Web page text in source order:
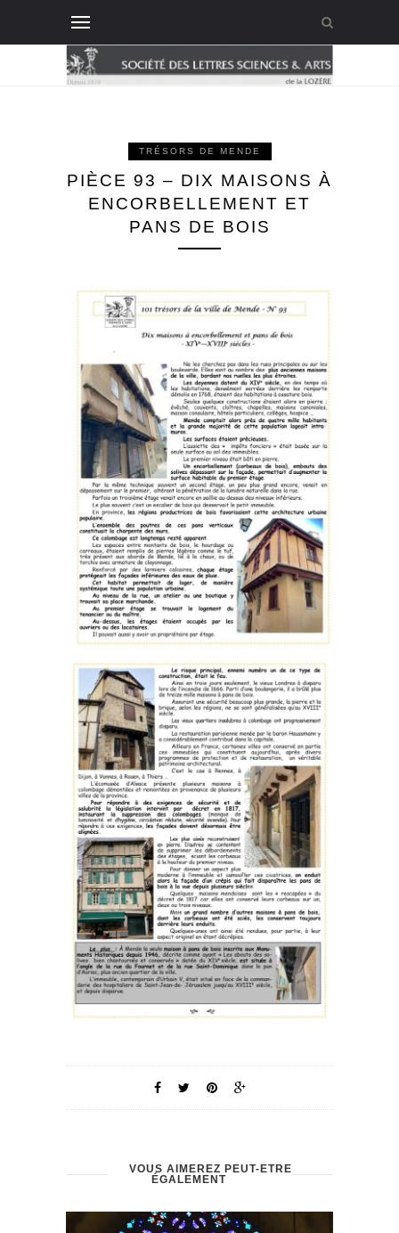
TRÉSORS DE MENDE
PIÈCE 93 – DIX MAISONS À
ENCORBELLEMENT ET
PANS DE BOIS
VOUS AIMEREZ PEUT-ÊTRE
ÉGALEMENT